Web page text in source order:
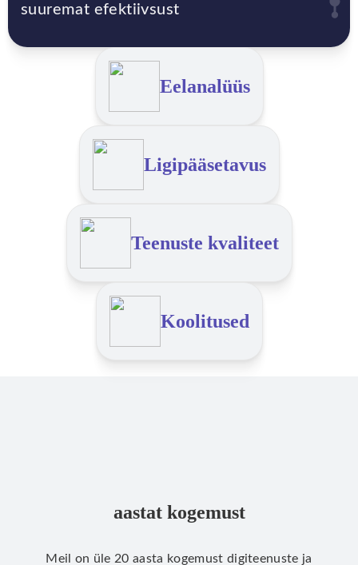
suuremat efektiivsust
Eelanalüüs
Ligipääsetavus
Teenuste kvaliteet
Koolitused
aastat kogemust
Meil on üle 20 aasta kogemust digiteenuste ja